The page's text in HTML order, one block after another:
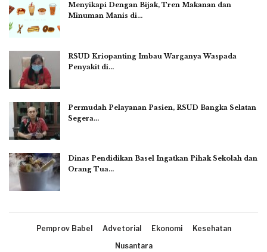
Menyikapi Dengan Bijak, Tren Makanan dan
Minuman Manis di…
RSUD Kriopanting Imbau Warganya Waspada
Penyakit di…
Permudah Pelayanan Pasien, RSUD Bangka Selatan
Segera…
Dinas Pendidikan Basel Ingatkan Pihak Sekolah dan
Orang Tua…
Pemprov Babel Advetorial Ekonomi
Kesehatan
Nusantara